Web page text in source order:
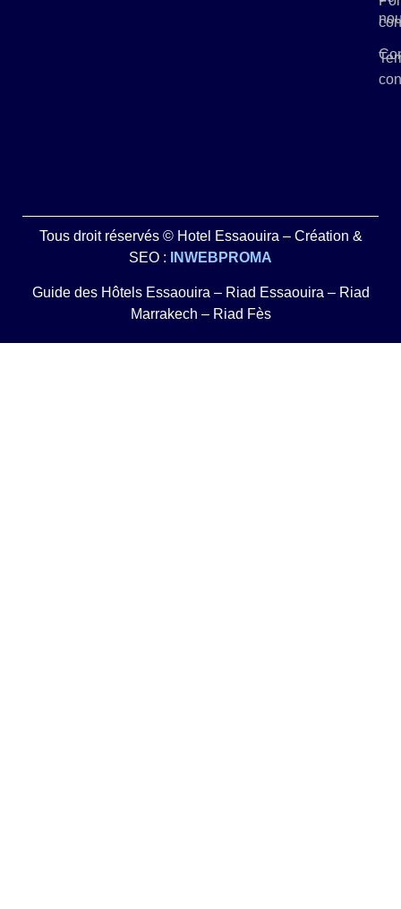
Tous droit réservés © Hotel Essaouira – Création &
SEO :
INWEBPROMA
Guide des Hôtels Essaouira – Riad Essaouira – Riad
Marrakech – Riad Fès